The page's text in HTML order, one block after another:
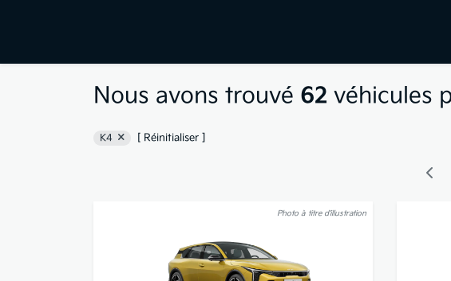
Nous avons trouvé 62 véhicules
K4 [ Réinitialiser ]
Photo à titre d’illustration